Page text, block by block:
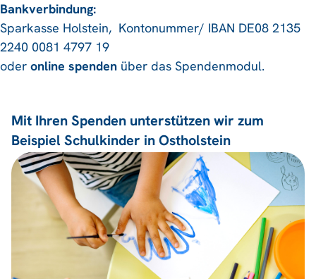
Bankverbindung:
Sparkasse Holstein, Kontonummer/ IBAN DE08 2135
2240 0081 4797 19
oder online spenden über das Spendenmodul.
Mit Ihren Spenden unterstützen wir zum
Beispiel Schulkinder in Ostholstein